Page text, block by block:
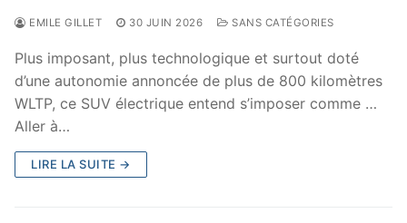
EMILE GILLET 30 JUIN 2026 SANS CATÉGORIES
Plus imposant, plus technologique et surtout doté
d’une autonomie annoncée de plus de 800 kilomètres
WLTP, ce SUV électrique entend s’imposer comme …
Aller à…
LIRE LA SUITE →